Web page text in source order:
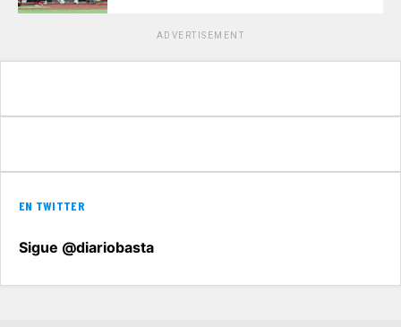
ADVERTISEMENT
EN TWITTER
Sigue @diariobasta